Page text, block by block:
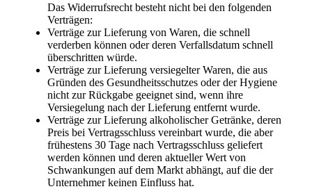
Das Widerrufsrecht besteht nicht bei den folgenden
Verträgen:
Verträge zur Lieferung von Waren, die schnell
verderben können oder deren Verfallsdatum schnell
überschritten würde.
Verträge zur Lieferung versiegelter Waren, die aus
Gründen des Gesundheitsschutzes oder der Hygiene
nicht zur Rückgabe geeignet sind, wenn ihre
Versiegelung nach der Lieferung entfernt wurde.
Verträge zur Lieferung alkoholischer Getränke, deren
Preis bei Vertragsschluss vereinbart wurde, die aber
frühestens 30 Tage nach Vertragsschluss geliefert
werden können und deren aktueller Wert von
Schwankungen auf dem Markt abhängt, auf die der
Unternehmer keinen Einfluss hat.